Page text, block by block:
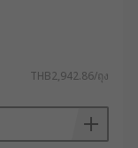
THB2,942.86/ถุง